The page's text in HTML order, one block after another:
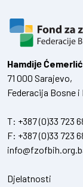
Hamdiје
71 000 Sarajevo,
Federacija Bosne
T: +387 (0)33 723
F: +387 (0)33 723
Djelatnosti